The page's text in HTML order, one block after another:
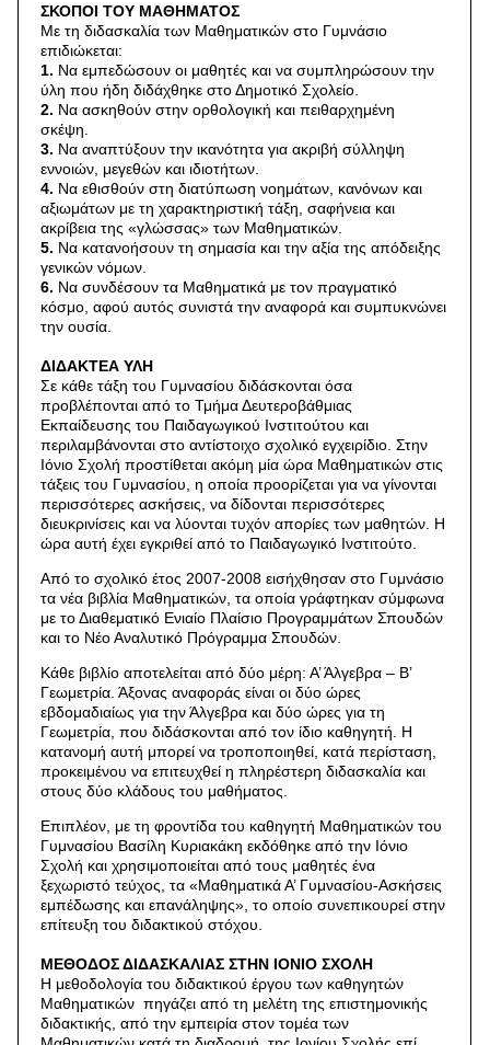
ΣΚΟΠΟΙ ΤΟΥ ΜΑΘΗΜΑΤΟΣ
Με τη διδασκαλία των Μαθηματικών στο Γυμνάσιο
επιδιώκεται:
1. Να εμπεδώσουν οι μαθητές και να συμπληρώσουν την
ύλη που ήδη διδάχθηκε στο Δημοτικό Σχολείο.
2. Να ασκηθούν στην ορθολογική και πειθαρχημένη
σκέψη.
3. Να αναπτύξουν την ικανότητα για ακριβή σύλληψη
εννοιών, μεγεθών και ιδιοτήτων.
4. Να εθισθούν στη διατύπωση νοημάτων, κανόνων και
αξιωμάτων με τη χαρακτηριστική τάξη, σαφήνεια και
ακρίβεια της «γλώσσας» των Μαθηματικών.
5. Να κατανοήσουν τη σημασία και την αξία της απόδειξης
γενικών νόμων.
6. Να συνδέσουν τα Μαθηματικά με τον πραγματικό
κόσμο, αφού αυτός συνιστά την αναφορά και συμπυκνώνει
την ουσία.
ΔΙΔΑΚΤΕΑ ΥΛΗ
Σε κάθε τάξη του Γυμνασίου διδάσκονται όσα
προβλέπονται από το Τμήμα Δευτεροβάθμιας
Εκπαίδευσης του Παιδαγωγικού Ινστιτούτου και
περιλαμβάνονται στο αντίστοιχο σχολικό εγχειρίδιο. Στην
Ιόνιο Σχολή προστίθεται ακόμη μία ώρα Μαθηματικών στις
τάξεις του Γυμνασίου, η οποία προορίζεται για να γίνονται
περισσότερες ασκήσεις, να δίδονται περισσότερες
διευκρινίσεις και να λύονται τυχόν απορίες των μαθητών. Η
ώρα αυτή έχει εγκριθεί από το Παιδαγωγικό Ινστιτούτο.
Από το σχολικό έτος 2007-2008 εισήχθησαν στο Γυμνάσιο
τα νέα βιβλία Μαθηματικών, τα οποία γράφτηκαν σύμφωνα
με το Διαθεματικό Ενιαίο Πλαίσιο Προγραμμάτων Σπουδών
και το Νέο Αναλυτικό Πρόγραμμα Σπουδών.
Κάθε βιβλίο αποτελείται από δύο μέρη: Α’ Άλγεβρα – Β’
Γεωμετρία. Άξονας αναφοράς είναι οι δύο ώρες
εβδομαδιαίως για την Άλγεβρα και δύο ώρες για τη
Γεωμετρία, που διδάσκονται από τον ίδιο καθηγητή. Η
κατανομή αυτή μπορεί να τροποποιηθεί, κατά περίσταση,
προκειμένου να επιτευχθεί η πληρέστερη διδασκαλία και
στους δύο κλάδους του μαθήματος.
Επιπλέον, με τη φροντίδα του καθηγητή Μαθηματικών του
Γυμνασίου Βασίλη Κυριακάκη εκδόθηκε από την Ιόνιο
Σχολή και χρησιμοποιείται από τους μαθητές ένα
ξεχωριστό τεύχος, τα «Μαθηματικά Α’ Γυμνασίου-Ασκήσεις
εμπέδωσης και επανάληψης», το οποίο συνεπικουρεί στην
επίτευξη του διδακτικού στόχου.
ΜΕΘΟΔΟΣ ΔΙΔΑΣΚΑΛΙΑΣ ΣΤΗΝ ΙΟΝΙΟ ΣΧΟΛΗ
Η μεθοδολογία του διδακτικού έργου των καθηγητών
Μαθηματικών πηγάζει από τη μελέτη της επιστημονικής
διδακτικής, από την εμπειρία στον τομέα των